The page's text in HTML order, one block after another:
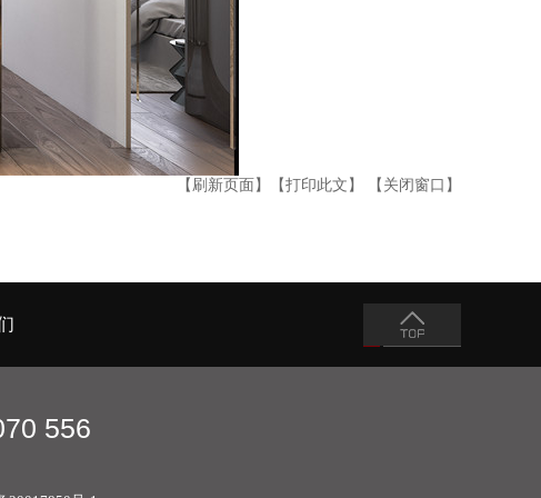
【刷新页面】 【打印此文】
【关闭窗口】
556